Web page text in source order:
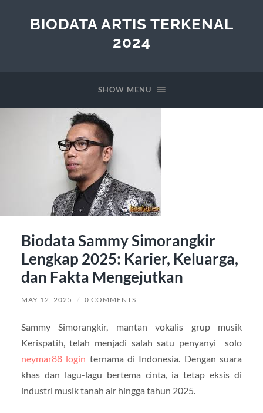
BIODATA ARTIS TERKENAL
2024
SHOW MENU
Biodata Sammy Simorangkir
Lengkap 2025: Karier, Keluarga,
dan Fakta Mengejutkan
MAY 12, 2025 / 0 COMMENTS
Sammy Simorangkir, mantan vokalis grup musik
Kerispatih, telah menjadi salah satu penyanyi solo
neymar88 login ternama di Indonesia. Dengan suara
khas dan lagu-lagu bertema cinta, ia tetap eksis di
industri musik tanah air hingga tahun 2025.